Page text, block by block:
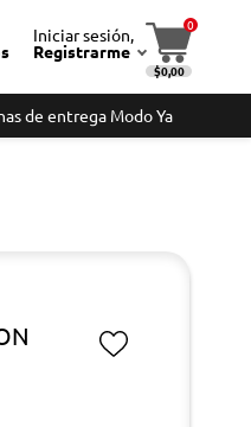
Iniciar sesión,
Registrarme
0
$0,00
de entrega Modo Ya